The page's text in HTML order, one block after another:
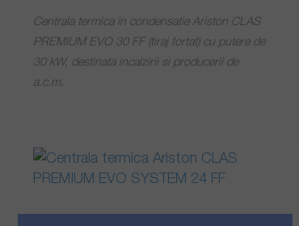
Centrala termica in condensatie Ariston CLAS
PREMIUM EVO 30 FF (tiraj fortat) cu putere de
30 kW, destinata incalzirii si producerii de
a.c.m.